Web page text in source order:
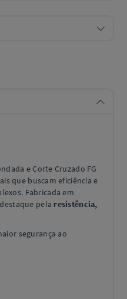
e Corte Cruzado FG
que buscam eficiência e
Fabricada em
pela resistência,
segurança ao